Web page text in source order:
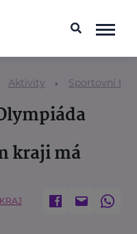
Aktivity Sportovní
kraji má